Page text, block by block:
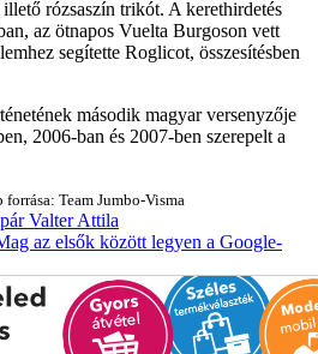
rózsaszín trikót. A kerethirdetés
az ötnapos Vuelta Burgoson vett
segítette Roglicot, összesítésben
második magyar versenyzője
2006-ban és 2007-ben szerepelt a
Team Jumbo-Visma
Valter Attila
az elsők között legyen a Google-